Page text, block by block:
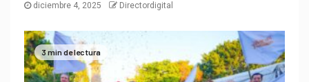
diciembre 4, 2025 Directordigital
3 min de lectura